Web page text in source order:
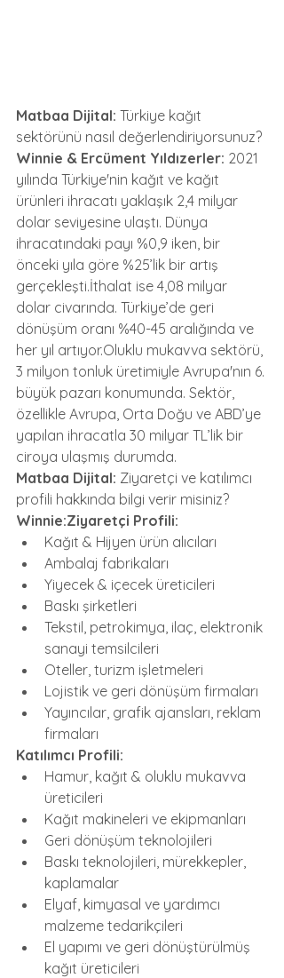
Matbaa Dijital: Türkiye kağıt
sektörünü nasıl değerlendiriyorsunuz?
Winnie & Ercüment Yıldızerler: 2021
yılında Türkiye'nin kağıt ve kağıt
ürünleri ihracatı yaklaşık 2,4 milyar
dolar seviyesine ulaştı. Dünya
ihracatındaki payı %0,9 iken, bir
önceki yıla göre %25’lik bir artış
gerçekleşti.İthalat ise 4,08 milyar
dolar civarında. Türkiye’de geri
dönüşüm oranı %40-45 aralığında ve
her yıl artıyor.Oluklu mukavva sektörü,
3 milyon tonluk üretimiyle Avrupa'nın 6.
büyük pazarı konumunda. Sektör,
özellikle Avrupa, Orta Doğu ve ABD’ye
yapılan ihracatla 30 milyar TL’lik bir
ciroya ulaşmış durumda.
Matbaa Dijital: Ziyaretçi ve katılımcı
profili hakkında bilgi verir misiniz?
Winnie:Ziyaretçi Profili:
Kağıt & Hijyen ürün alıcıları
Ambalaj fabrikaları
Yiyecek & içecek üreticileri
Baskı şirketleri
Tekstil, petrokimya, ilaç, elektronik
sanayi temsilcileri
Oteller, turizm işletmeleri
Lojistik ve geri dönüşüm firmaları
Yayıncılar, grafik ajansları, reklam
firmaları
Katılımcı Profili:
Hamur, kağıt & oluklu mukavva
üreticileri
Kağıt makineleri ve ekipmanları
Geri dönüşüm teknolojileri
Baskı teknolojileri, mürekkepler,
kaplamalar
Elyaf, kimyasal ve yardımcı
malzeme tedarikçileri
El yapımı ve geri dönüştürülmüş
kağıt üreticileri